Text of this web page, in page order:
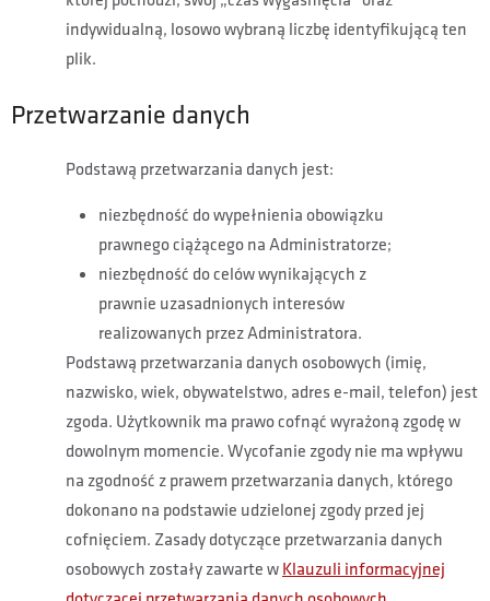
indywidualną, losowo wybraną liczbę identyfikującą ten
plik.
Przetwarzanie danych
Podstawą przetwarzania danych jest:
niezbędność do wypełnienia obowiązku
prawnego ciążącego na Administratorze;
niezbędność do celów wynikających z
prawnie uzasadnionych interesów
realizowanych przez Administratora.
Podstawą przetwarzania danych osobowych (imię,
nazwisko, wiek, obywatelstwo, adres e-mail, telefon) jest
zgoda. Użytkownik ma prawo cofnąć wyrażoną zgodę w
dowolnym momencie. Wycofanie zgody nie ma wpływu
na zgodność z prawem przetwarzania danych, którego
dokonano na podstawie udzielonej zgody przed jej
cofnięciem. Zasady dotyczące przetwarzania danych
osobowych zostały zawarte w Klauzuli informacyjnej